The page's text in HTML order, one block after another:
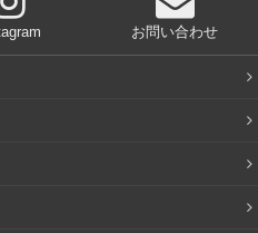
お問い合わせ